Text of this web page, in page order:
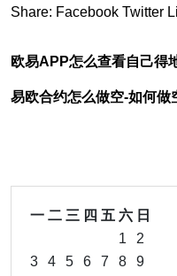
Share: Facebook Twitter
欧易APP怎么查看自己得
易欧合约怎么做空-如何做
一 二 三 四 五 六 日
1
2
3
4 5 6 7 8
9